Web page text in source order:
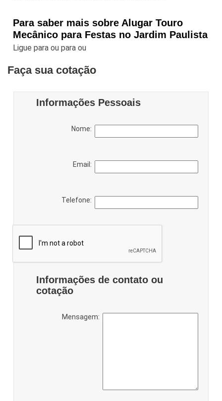
Para saber mais sobre Alugar Touro
Mecânico para Festas no Jardim Paulista
Ligue paraou paraou
Faça sua cotação
Informações Pessoais
Nome:
Email:
Telefone:
Informações de contato ou
cotação
Mensagem: